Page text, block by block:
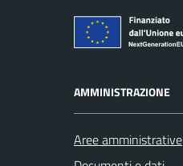
AMMINISTRAZIONE
Aree amministrative